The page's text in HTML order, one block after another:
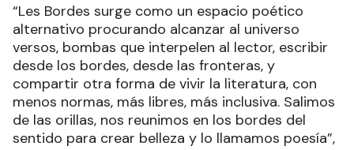
“Les Bordes surge como un espacio poético
alternativo procurando alcanzar al universo
versos, bombas que interpelen al lector, escribir
desde los bordes, desde las fronteras, y
compartir otra forma de vivir la literatura, con
menos normas, más libres, más inclusiva. Salimos
de las orillas, nos reunimos en los bordes del
sentido para crear belleza y lo llamamos poesía”,